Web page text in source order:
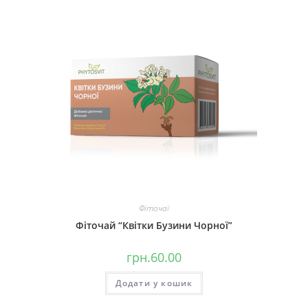
Фіточаї
Фіточай “Квітки Бузини Чорної”
грн.60.00
Додати у кошик